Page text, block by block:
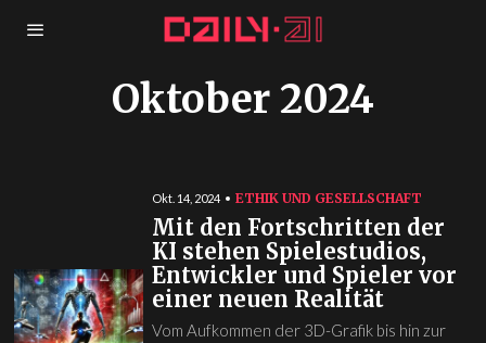
Oktober 2024
Okt. 14, 2024 ETHIK UND GESELLSCHAFT
Mit den Fortschritten der
KI stehen Spielestudios,
Entwickler und Spieler vor
einer neuen Realität
Vom Aufkommen der 3D-Grafik bis hin zur